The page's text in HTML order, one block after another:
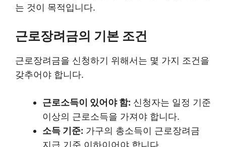
는 것이 목적입니다.
근로장려금의 기본 조건
근로장려금을 신청하기 위해서는 몇 가지 조건을
갖추어야 합니다.
근로소득이 있어야 함: 신청자는 일정 기준
이상의 근로소득을 가져야 합니다.
소득 기준: 가구의 총소득이 근로장려금
지급 기준 이하이어야 합니다.